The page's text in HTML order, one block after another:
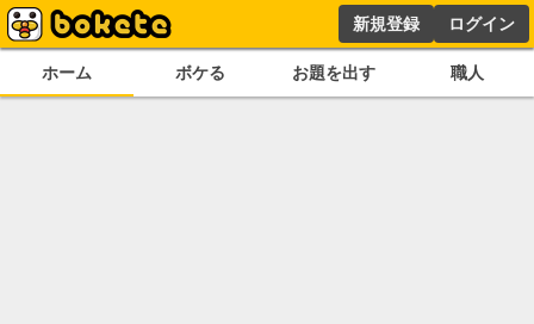
新規登録 ログイン
ホーム ボケる お題を出す 職人